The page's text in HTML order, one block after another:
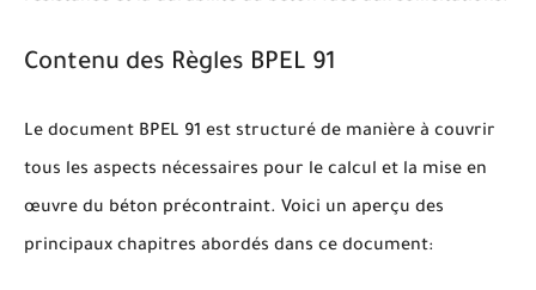
Contenu des Règles BPEL 91
Le document BPEL 91 est structuré de manière à couvrir
tous les aspects nécessaires pour le calcul et la mise en
œuvre du béton précontraint. Voici un aperçu des
principaux chapitres abordés dans ce document: